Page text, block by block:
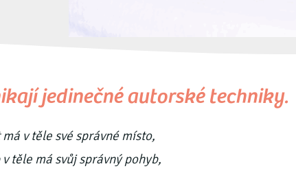
jedinečné autorské techniky.
má v těle své správné místo,
těle má svůj správný pohyb,